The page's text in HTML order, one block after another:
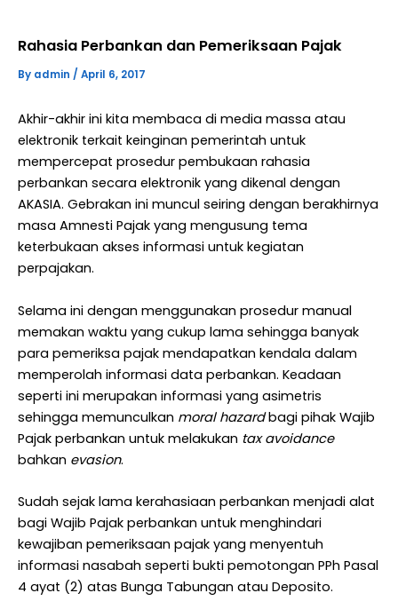
Rahasia Perbankan dan Pemeriksaan Pajak
By admin / April 6, 2017
Akhir-akhir ini kita membaca di media massa atau
elektronik terkait keinginan pemerintah untuk
mempercepat prosedur pembukaan rahasia
perbankan secara elektronik yang dikenal dengan
AKASIA. Gebrakan ini muncul seiring dengan berakhirnya
masa Amnesti Pajak yang mengusung tema
keterbukaan akses informasi untuk kegiatan
perpajakan.
Selama ini dengan menggunakan prosedur manual
memakan waktu yang cukup lama sehingga banyak
para pemeriksa pajak mendapatkan kendala dalam
memperolah informasi data perbankan. Keadaan
seperti ini merupakan informasi yang asimetris
sehingga memunculkan moral hazardbagi pihak Wajib
Pajak perbankan untuk melakukan tax avoidance
bahkan evasion.
Sudah sejak lama kerahasiaan perbankan menjadi alat
bagi Wajib Pajak perbankan untuk menghindari
kewajiban pemeriksaan pajak yang menyentuh
informasi nasabah seperti bukti pemotongan PPh Pasal
4 ayat (2) atas Bunga Tabungan atau Deposito.